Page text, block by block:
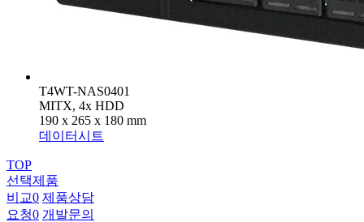
T4WT-NAS0401
MITX, 4x HDD
190 x 265 x 180 mm
데이터시트
TOP
선택제품
비교0 제품상담
요청0 개발문의